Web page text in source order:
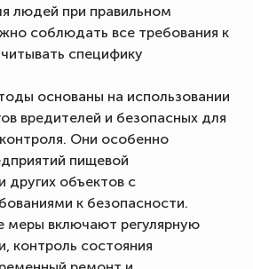
людей при правильном
соблюдать все требования к
специфику
основаны на использовании
вредителей и безопасных для
Они особенно
пищевой
объектов с
к безопасности.
меры включают регулярную
контроль состояния